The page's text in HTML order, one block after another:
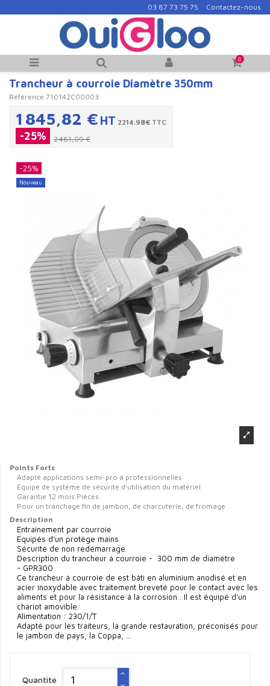
03 87 73 75 75 Contactez-nous
0
Trancheur à courroie Diamètre 350mm
Référence 710142C00003
1 845,82 € HT 2214.98€ TTC
-25% 2 461,09 €
-25%
Nouveau
Points Forts
Adapté applications semi-pro à professionnelles
Equipé de système de sécurité d'utilisation du matériel
Garantie 12 mois Pièces
Pour un tranchage fin de jambon, de charcuterie, de fromage
Description
Entraînement par courroie
Equipés d’un protège mains
Sécurité de non redémarrage
Description du trancheur à courroie - 300 mm de diamètre
- GPR300
Ce trancheur à courroie de est bâti en aluminium anodisé et en
acier inoxydable avec traitement breveté pour le contact avec les
aliments et pour la résistance à la corrosion . Il est équipé d'un
chariot amovible.
Alimentation : 230/1/T
Adapté pour les traiteurs, la grande restauration, préconisés pour
le jambon de pays, la Coppa, …
Quantité